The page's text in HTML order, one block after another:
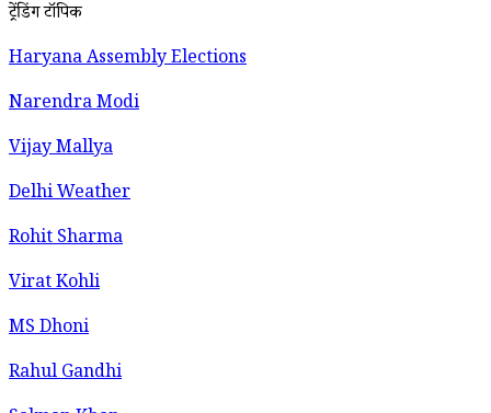
ट्रेंडिंग टॉपिक
Haryana Assembly Elections
Narendra Modi
Vijay Mallya
Delhi Weather
Rohit Sharma
Virat Kohli
MS Dhoni
Rahul Gandhi